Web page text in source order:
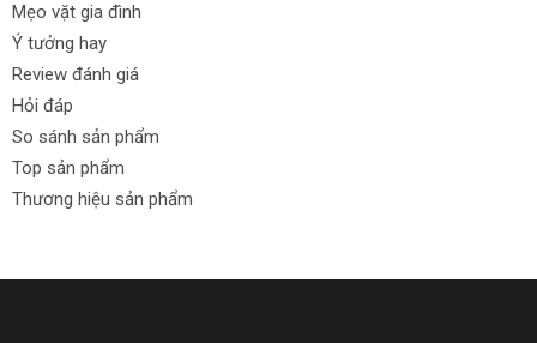
Mẹo vặt gia đình
Ý tưởng hay
Review đánh giá
Hỏi đáp
So sánh sản phẩm
Top sản phẩm
Thương hiệu sản phẩm